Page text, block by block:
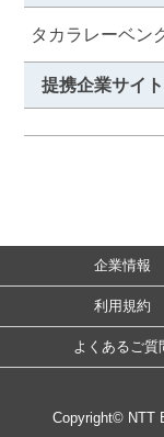
タカラレーベン
提携企業サイト
企業情報
利用規約
よくあるご質
Copyright© NTT